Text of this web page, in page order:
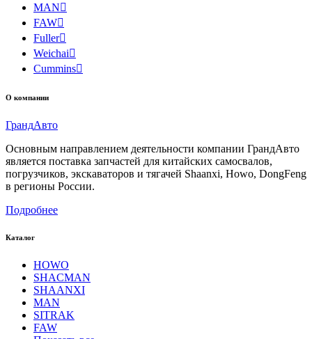
MAN
FAW
Fuller
Weichai
Cummins
О компании
ГрандАвто
Основным направлением деятельности компании ГрандАвто
является поставка запчастей для китайских самосвалов,
погрузчиков, экскаваторов и тягачей Shaanxi, Howo, DongFeng
в регионы России.
Подробнее
Каталог
HOWO
SHACMAN
SHAANXI
MAN
SITRAK
FAW